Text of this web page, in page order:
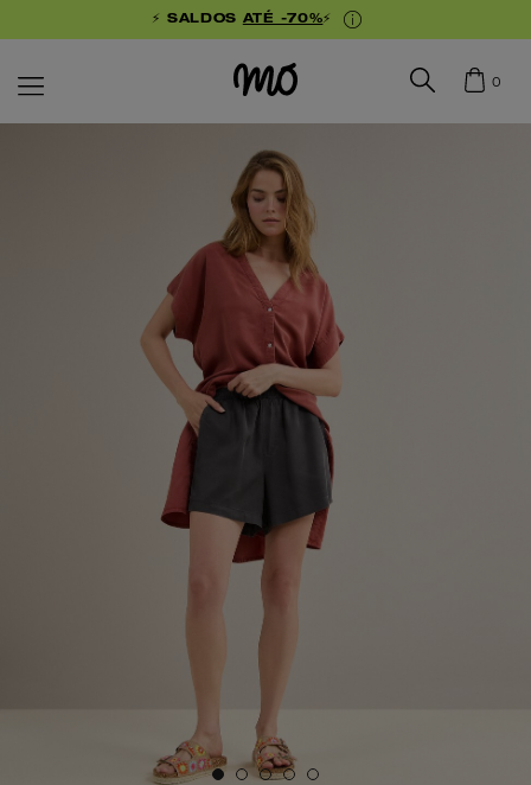
⚡ SALDOS ATÉ -70%⚡
0